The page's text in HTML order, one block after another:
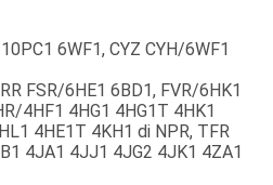
6WF1, CYZ CYH/6WF1
FSR/6HE1 6BD1, FVR/6HK1
4HF1 4HG1 4HG1T 4HK1
4HE1T 4KH1 di NPR, TFR
4JA1 4JJ1 4JG2 4JK1 4ZA1